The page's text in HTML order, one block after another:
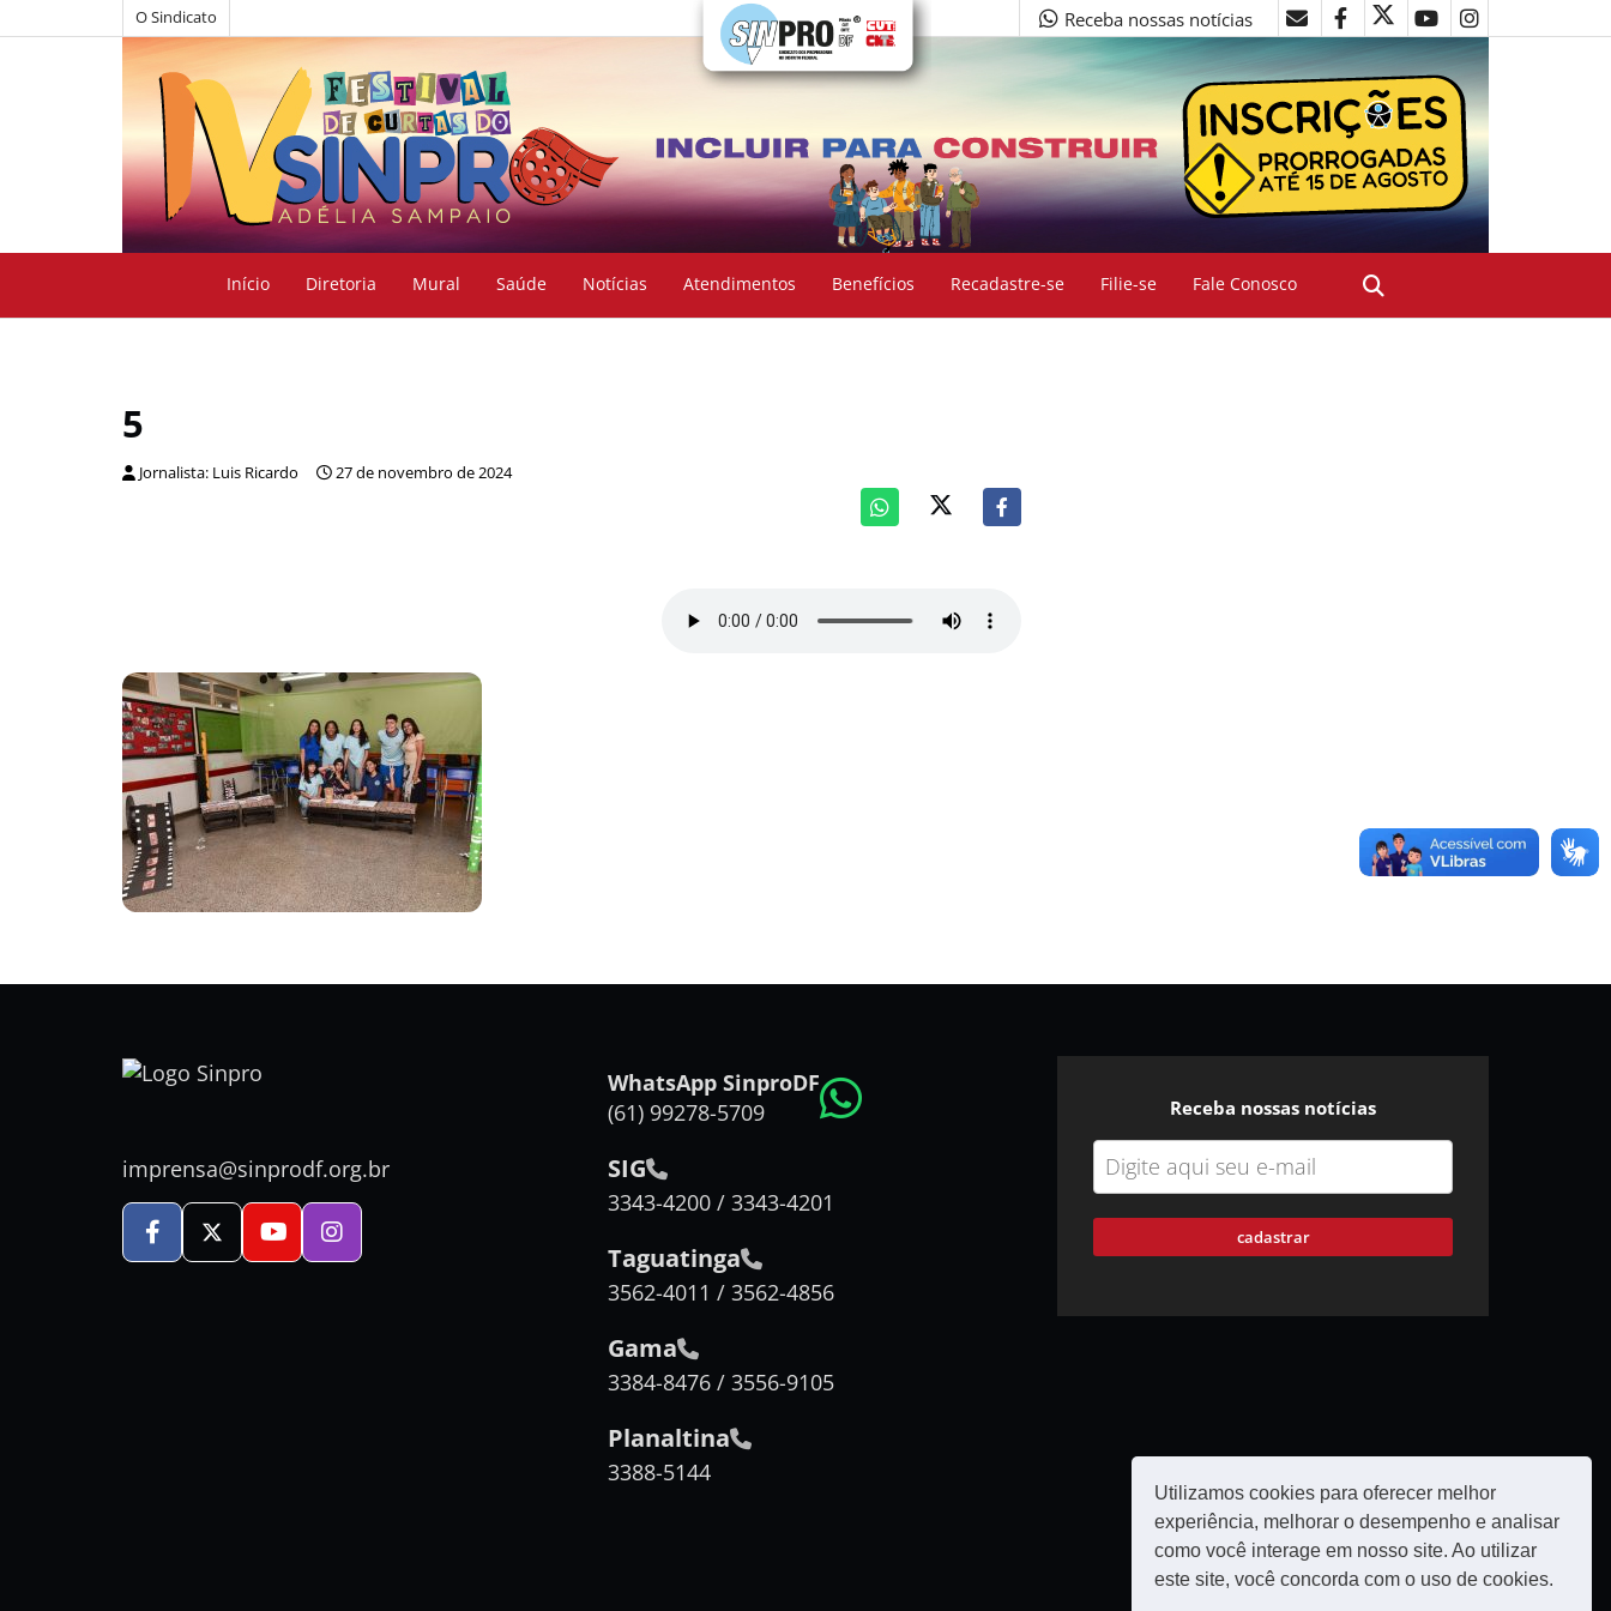
Utilizamos cookies para oferecer melhor
experiência, melhorar o desempenho e analisar
como você interage em nosso site. Ao utilizar
este site, você concorda com o uso de cookies.
O Sindicato Receba nossas notícias
Início Diretoria Mural Saúde Notícias Atendimentos Benefícios Recadastre-se Filie-se Fale Conosco
5
Jornalista: Luis Ricardo 27 de novembro de 2024
imprensa@sinprodf.org.br
WhatsApp SinproDF
(61) 99278-5709
SIG
3343-4200 / 3343-4201
Taguatinga
3562-4011 / 3562-4856
Gama
3384-8476 / 3556-9105
Planaltina
3388-5144
Receba nossas notícias
cadastrar